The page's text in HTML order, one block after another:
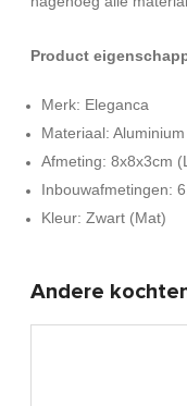
Product
Merk: Eleganca
Materiaal: Aluminium
Afmeting: 8x8x3cm
Inbouwafmetingen:
Kleur: Zwart (Mat)
Andere